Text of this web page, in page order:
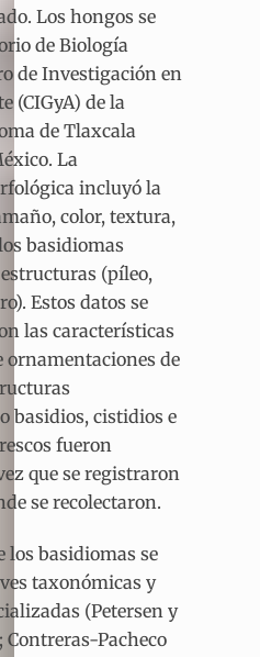
Los hongos se
de Biología
de Investigación en
(CIGyA) de la
de Tlaxcala
La
incluyó la
color, textura,
basidiomas
(píleo,
Estos datos se
las características
ornamentaciones de
basidios, cistidios e
fueron
que se registraron
se recolectaron.
basidiomas se
taxonómicas y
(Petersen y
Contreras-Pacheco